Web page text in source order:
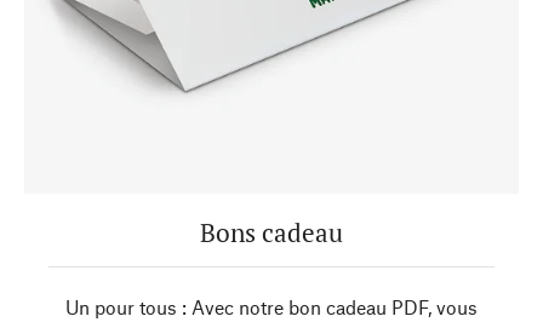
Bons cadeau
Un pour tous : Avec notre bon cadeau PDF, vous